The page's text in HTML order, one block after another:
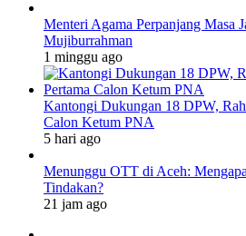
Menteri Agama Perpanjang Masa
Mujiburrahman
1 minggu ago
Kantongi Dukungan 18 DPW,
Calon Ketum PNA
5 hari ago
Menunggu OTT di Aceh:
Tindakan?
21 jam ago